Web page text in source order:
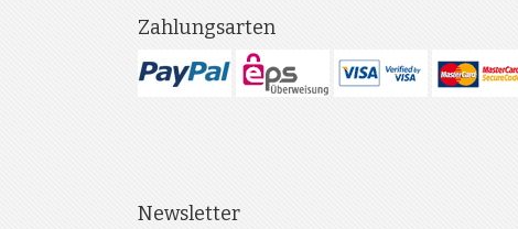
Zahlungsarten
Newsletter